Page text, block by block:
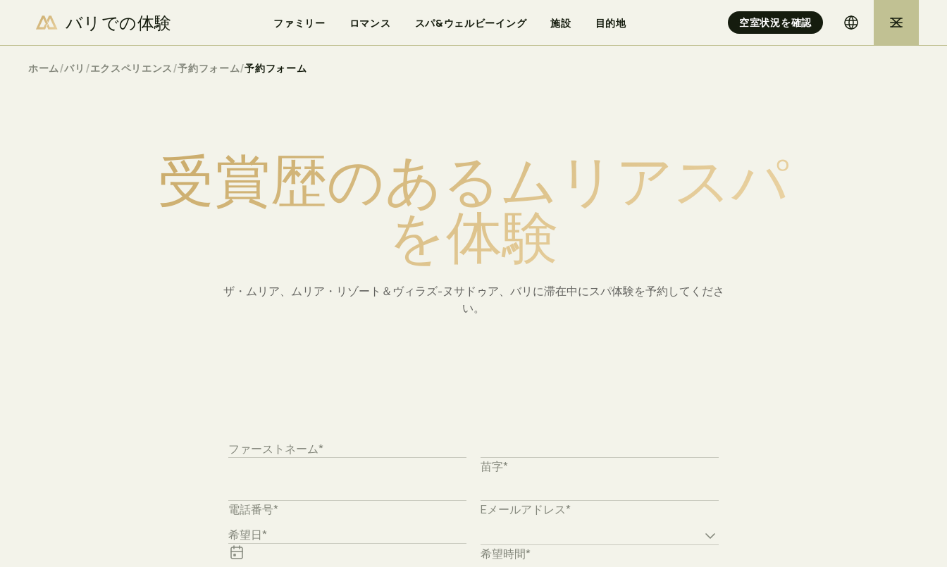
空室状況を確認
バリでの体験 ファミリー ロマンス スパ&ウェルビーイング 施設 目的地 空室状況を確認
ホーム/バリ /エクスペリエンス/予約フォーム/予約フォーム
受賞歴のあるム リ アスパ
を体験
ザ・ムリア、ムリア・リゾート＆ヴィラズ-ヌサドゥア、バリに滞在中にスパ体験を予約してくださ
い。
ファーストネーム*
苗字*
電話番号*
Eメールアドレス*
希望日*
希望時間*